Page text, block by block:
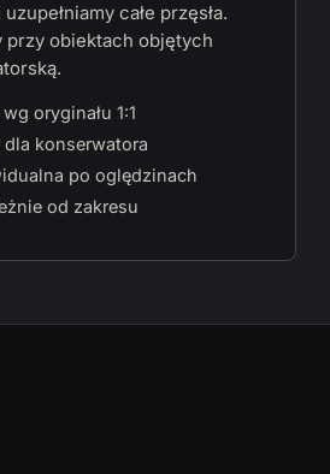
całe przęsła.
przy obiektach objętych
oryginału 1:1
konserwatora
po oględzinach
od zakresu